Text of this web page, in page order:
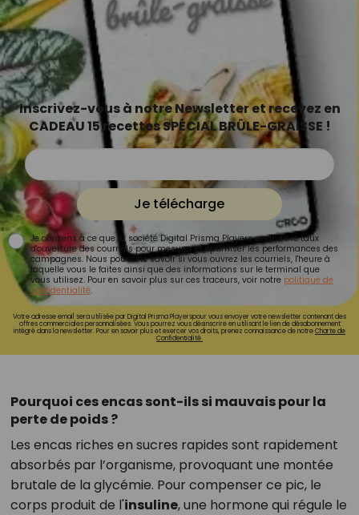
Inscrivez-vous à notre Newsletter et recevez en
CADEAU 15 recettes SPÉCIAL BRÛLE-GRAISSE !
Je télécharge
Je consens à ce que la société Digital Prisma Players analyse le taux
d'ouverture des courriels pour mesurer et optimiser les performances des
campagnes. Nous pourrons savoir si vous ouvrez les courriels, l'heure à
laquelle vous le faites ainsi que des informations sur le terminal que
vous utilisez. Pour en savoir plus sur ces traceurs, voir notre politique de
confidentialité.
Votre adresse email sera utilisée par Digital Prisma Playerspour vous envoyer votre newsletter contenant des
offres commerciales personnalisées. Vous pourrez vous désinscrire en utilisant le lien de désabonnement
intégré dans la newsletter. Pour en savoir plus et exercer vos droits, prenez connaissance de notreCharte de
Confidentialité.
Pourquoi ces encas sont-ils si mauvais pour la
perte de poids ?
Les encas riches en sucres rapides sont rapidement
absorbés par l’organisme, provoquant une montée
brutale de la glycémie. Pour compenser ce pic, le
corps produit de l'insuline, une hormone qui régule le